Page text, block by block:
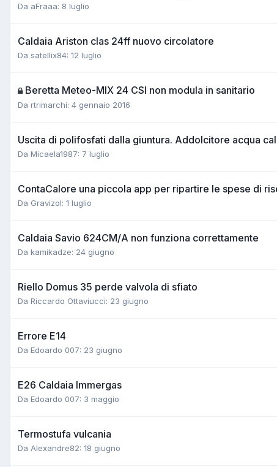
Da aFraaa: 8 luglio
Caldaia Ariston clas 24ff nuovo circolatore
Da satellix84: 12 luglio
Beretta Meteo-MIX 24 CSI non modula in sanitario
Da rtrimarchi: 4 gennaio 2016
Uscita di polifosfati dalla giuntura. Addolcitore acqua
Da Micaela1987: 7 luglio
ContaCalore una piccola app per ripartire le spese di
Da Gravizol: 1 luglio
Caldaia Savio 624CM/A non funziona correttamente
Da kamikadze: 24 giugno
Riello Domus 35 perde valvola di sfiato
Da Riccardo Ottaviucci: 23 giugno
Errore E14
Da Edoardo 007: 23 giugno
E26 Caldaia Immergas
Da Edoardo 007: 3 maggio
Termostufa vulcania
Da Alexandre82: 18 giugno